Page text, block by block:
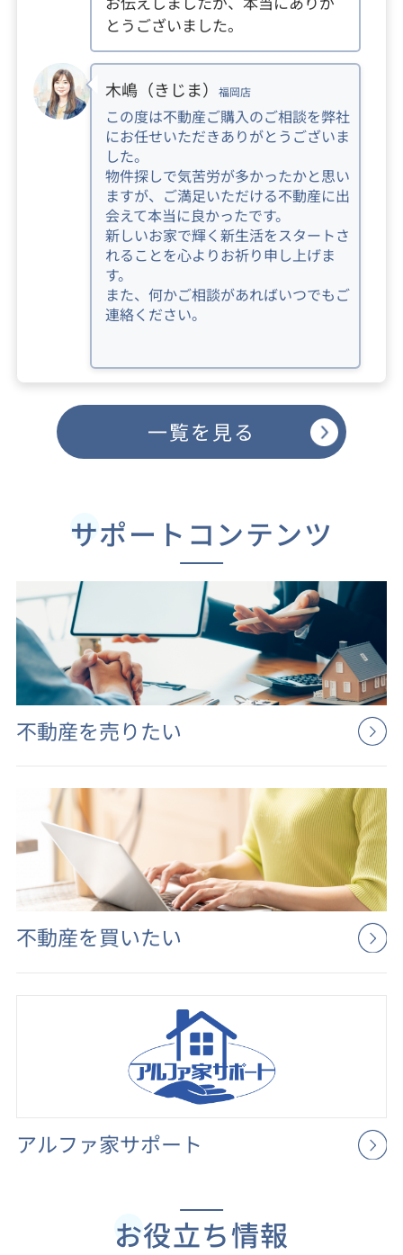
とうございました。
木嶋（きじま） 福岡店
この度は不動産ご購入のご相談を弊社
にお任せいただきありがとうございま
した。
物件探しで気苦労が多かったかと思い
ますが、ご満足いただける不動産に出
会えて本当に良かったです。
新しいお家で輝く新生活をスタートさ
れることを心よりお祈り申し上げま
す。
また、何かご相談があればいつでもご
連絡ください。
一覧を見る
サポートコンテンツ
不動産を売りたい
不動産を買いたい
アルファ家サポート
お役立ち情報